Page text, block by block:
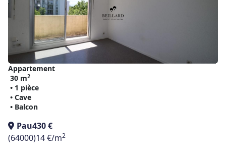
Appartement
30 m2
• 1 pièce
• Cave
• Balcon
Pau430 €
(64000)14 €/m2